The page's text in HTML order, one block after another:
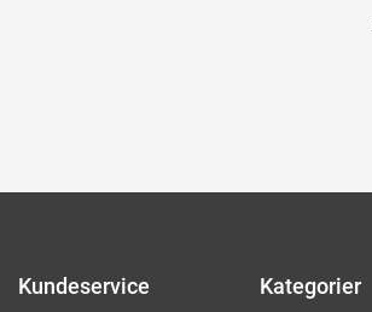
Kundeservice Kategorier